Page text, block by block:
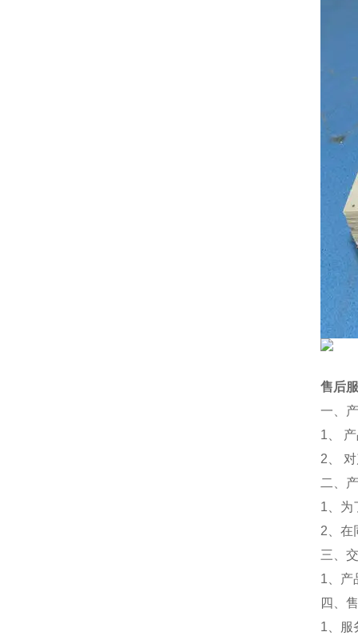
售后
一、
1、
2、
二、
1、为
2、在
三、
1、产
四、
1、服